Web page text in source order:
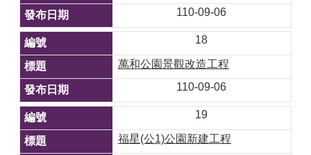
110-09-06
18
​萬和公園景觀改造工程
110-09-06
19
​福星(公1)公園新建工程